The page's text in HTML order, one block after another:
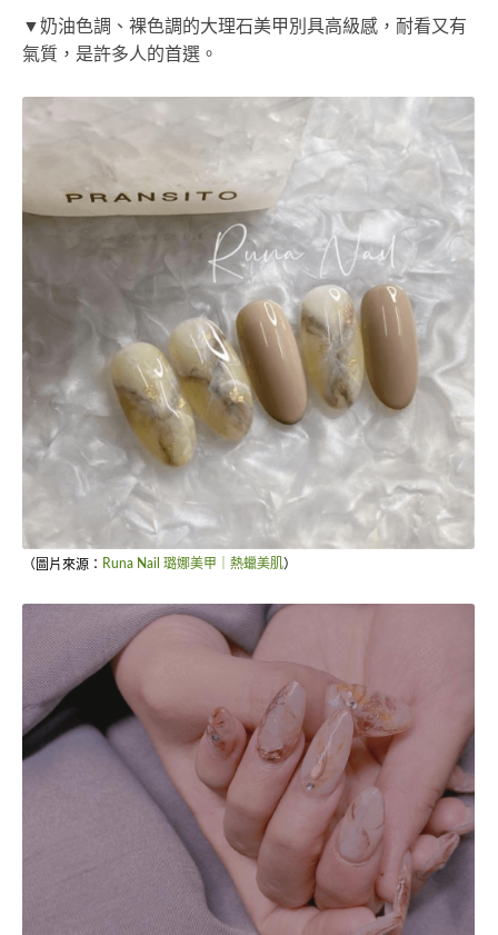
▼奶油色調、裸色調的大理石美甲別具高級感，耐看又有
氣質，是許多人的首選。
（圖片來源： Runa Nail 璐娜美甲｜熱蠟美肌）